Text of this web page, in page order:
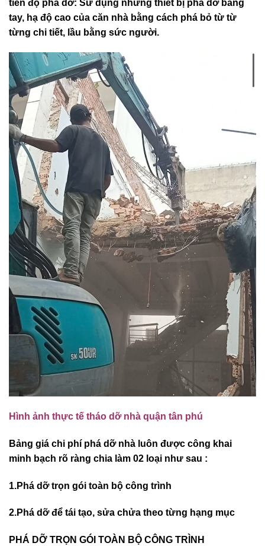
tay, hạ độ cao của căn nhà bằng cách phá bỏ từ từ
từng chi tiết, lầu bằng sức người.
Hình ảnh thực tế tháo dỡ nhà quận tân phú
Bảng giá chi phí phá dỡ nhà luôn được công khai
minh bạch rõ ràng chia làm 02 loại như sau :
1.Phá dỡ trọn gói toàn bộ công trình
2.Phá dỡ để tái tạo, sửa chửa theo từng hạng mục
PHÁ DỠ TRỌN GÓI TOÀN BỘ CÔNG TRÌNH